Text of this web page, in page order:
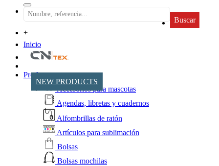
Buscar
+
Inicio
NEW PRODUCTS
Productos
Accesorios para mascotas
Agendas, libretas y cuadernos
Alfombrillas de ratón
Artículos para sublimación
Bolsas
Bolsas mochilas